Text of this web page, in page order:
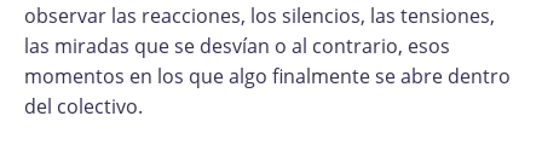
observar las reacciones, los silencios, las tensiones,
las miradas que se desvían o al contrario, esos
momentos en los que algo finalmente se abre dentro
del colectivo.